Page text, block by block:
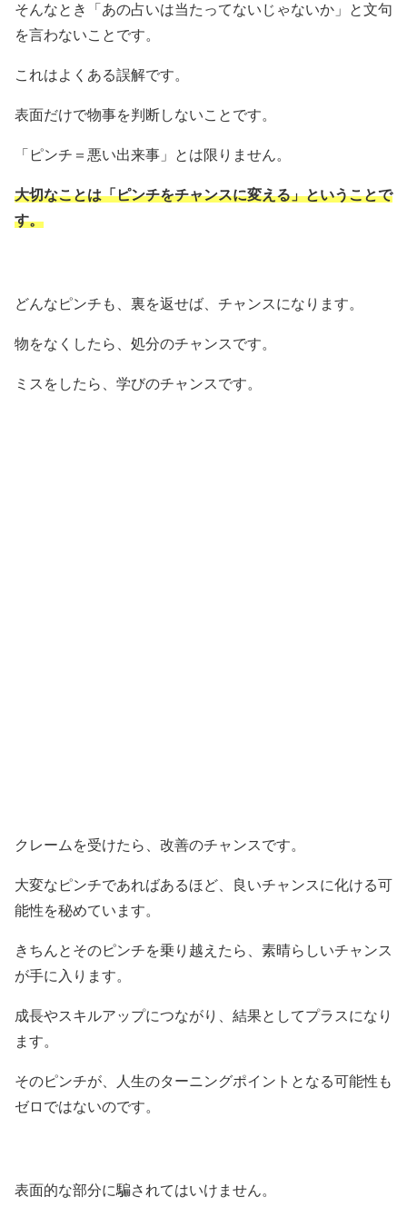
そんなとき「あの占いは当たってないじゃないか」と文句
を言わないことです。
これはよくある誤解です。
表面だけで物事を判断しないことです。
「ピンチ＝悪い出来事」とは限りません。
大切なことは「ピンチをチャンスに変える」ということで
す。
どんなピンチも、裏を返せば、チャンスになります。
物をなくしたら、処分のチャンスです。
ミスをしたら、学びのチャンスです。
クレームを受けたら、改善のチャンスです。
大変なピンチであればあるほど、良いチャンスに化ける可
能性を秘めています。
きちんとそのピンチを乗り越えたら、素晴らしいチャンス
が手に入ります。
成長やスキルアップにつながり、結果としてプラスになり
ます。
そのピンチが、人生のターニングポイントとなる可能性も
ゼロではないのです。
表面的な部分に騙されてはいけません。